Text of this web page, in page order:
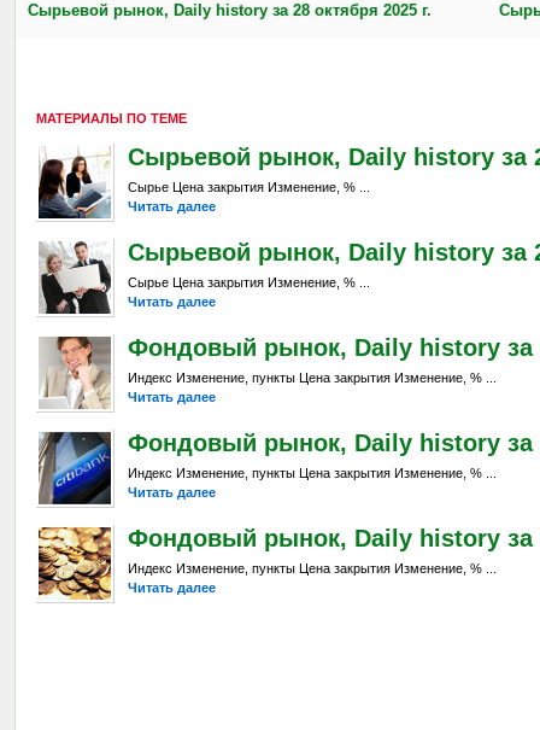
Сырьевой рынок, Daily history за 28 октября 2025 г.
МАТЕРИАЛЫ ПО ТЕМЕ
Сырьевой рынок, Daily history за
Сырье Цена закрытия Изменение, % ...
Читать далее
Сырьевой рынок, Daily history за
Сырье Цена закрытия Изменение, % ...
Читать далее
Фондовый рынок, Daily history за
Индекс Изменение, пункты Цена закрытия Изменение, % ...
Читать далее
Фондовый рынок, Daily history за
Индекс Изменение, пункты Цена закрытия Изменение, % ...
Читать далее
Фондовый рынок, Daily history за
Индекс Изменение, пункты Цена закрытия Изменение, % ...
Читать далее